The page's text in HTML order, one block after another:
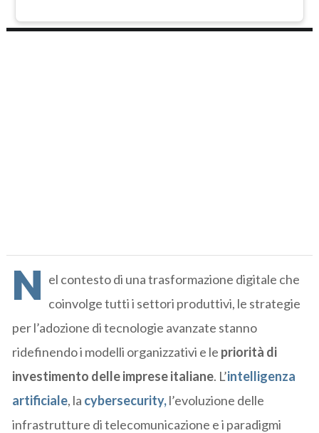
N el contesto di una trasformazione digitale che
coinvolge tutti i settori produttivi, le strategie
per l’adozione di tecnologie avanzate stanno
ridefinendo i modelli organizzativi e le priorità di
investimento delle imprese italiane. L’intelligenza
artificiale, la cybersecurity,l’evoluzione delle
infrastrutture di telecomunicazione e i paradigmi